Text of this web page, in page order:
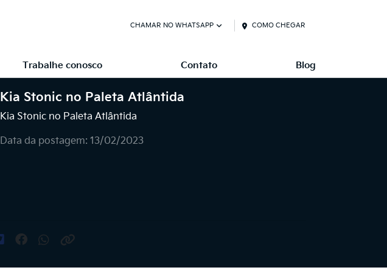
CHAMAR NO WHATSAPP COMO CHEGAR
Trabalhe conosco Contato Blog
Kia Stonic no Paleta Atlântida
Kia Stonic no Paleta Atlântida
Data da postagem: 13/02/2023